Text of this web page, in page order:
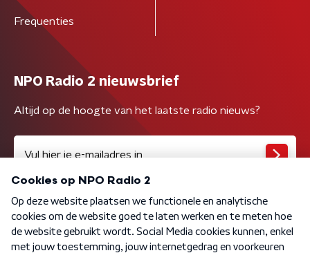
Frequenties
NPO Radio 2 nieuwsbrief
Altijd op de hoogte van het laatste radio nieuws?
Algemene voorwaarden